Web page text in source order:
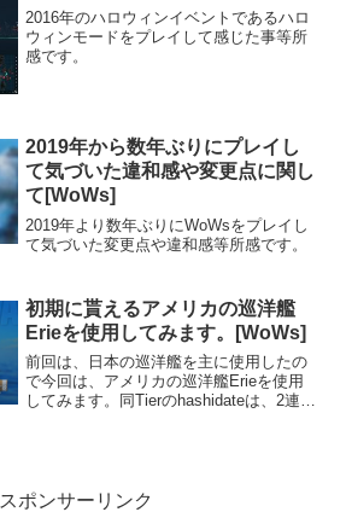
2016年のハロウィンイベントであるハロ
ウィンモードをプレイして感じた事等所
感です。
2019年から数年ぶりにプレイし
て気づいた違和感や変更点に関し
て[WoWs]
2019年より数年ぶりにWoWsをプレイし
て気づいた変更点や違和感等所感です。
初期に貰えるアメリカの巡洋艦
Erieを使用してみます。[WoWs]
前回は、日本の巡洋艦を主に使用したの
で今回は、アメリカの巡洋艦Erieを使用
してみます。同Tierのhashidateは、2連装
スポンサーリンク